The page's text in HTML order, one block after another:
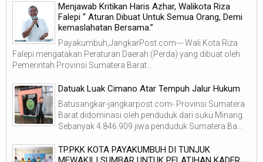
Menjawab Kritikan Haris Azhar, Walikota Riza
Falepi “ Aturan Dibuat Untuk Semua Orang, Demi
kemaslahatan Bersama.”
Payakumbuh,JangkarPost.com--- Wali Kota Riza
Falepi mengatakan Peraturan Daerah (Perda) yang dibuat oleh
Pemerintah Provinsi Sumatera Barat...
Datuak Luak Cimano Atar Tempuh Jalur Hukum
Batusangkar-jangkarpost.com- Provinsi Sumatera
Barat didominasi oleh penduduk dari suku Minang.
Sebanyak 4.846.909 jiwa penduduk Sumatera Ba...
TP.PKK KOTA PAYAKUMBUH DI TUNJUK